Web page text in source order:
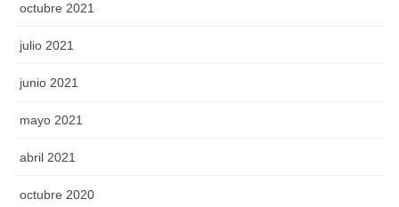
octubre 2021
julio 2021
junio 2021
mayo 2021
abril 2021
octubre 2020